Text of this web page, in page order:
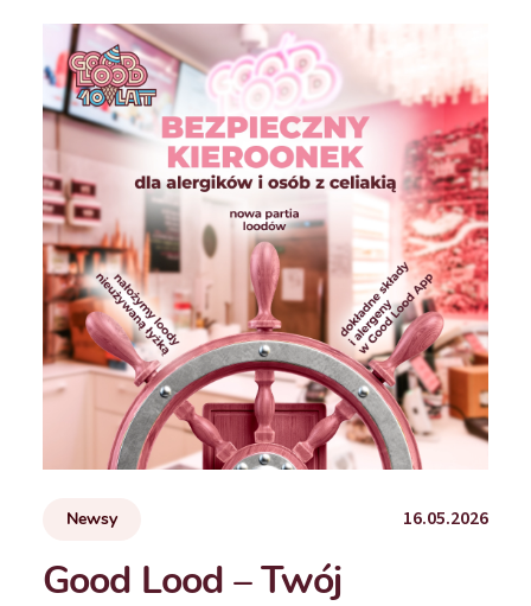
Newsy 16.05.2026
Good Lood – Twój